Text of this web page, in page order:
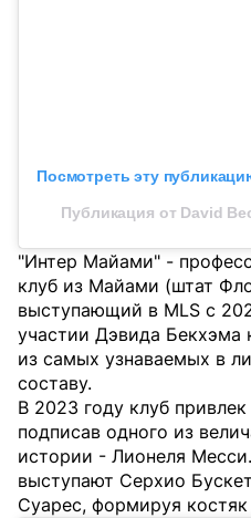
Посмотреть эту
Публикация от David
"Интер Майами" -
клуб из Майами (штат
выступающий в MLS с
участии Дэвида Бекхэма
из самых узнаваемых в
составу.
В 2023 году клуб
подписав одного из
истории - Лионеля
выступают Серхио
Суарес, формируя костяк